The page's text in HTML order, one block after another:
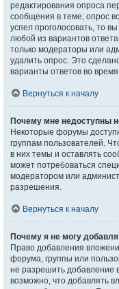
редактирования опроса
сообщения в теме; опрос
успел проголосовать, то
любой из вариантов
только модераторы или
удалить опрос. Это
варианты ответов во
Вернуться к началу
Почему мне недоступны
Некоторые форумы
группам пользователей.
в них темы и оставлять
может потребоваться
модератором или
разрешения.
Вернуться к началу
Почему я не могу
Право добавления
форума, группы или
не разрешить добавление
возможно, что добавлять